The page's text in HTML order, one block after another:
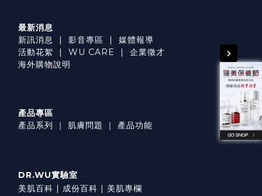
最新消息
新訊消息
| 影音專區 | 媒體報導
活動花絮
| WU CARE | 企業徵才
海外購物說明
產品專區
產品系列
｜ 肌膚問題 ｜ 產品功能
DR.WU實驗室
美肌百科 | 成份百科 | 美肌專欄